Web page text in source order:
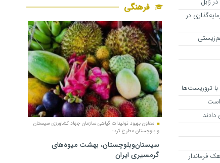
در
تروریست‌ها
است
فرماندار
فرهنگی
معاون بهبود تولیدات گیاهی سازمان جهاد کشاورزی سیستان
و بلوچستان مطرح کرد:
سیستان‌وبلوچستان، بهشت میوه‌های
گرمسیری ایران